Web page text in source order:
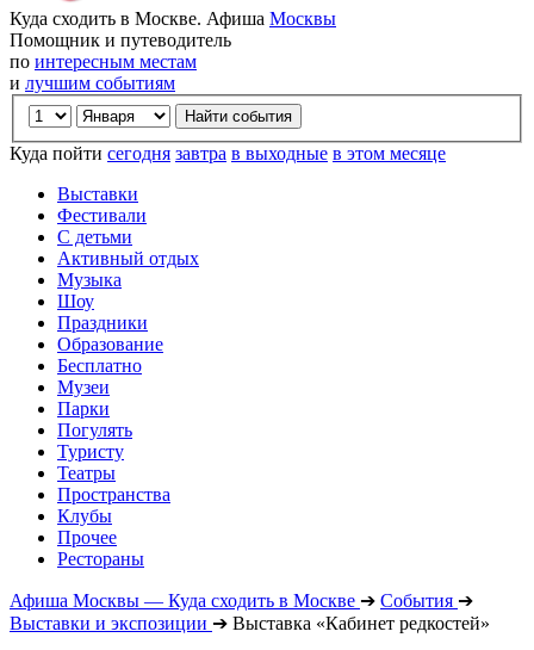
Куда сходить в Москве. Афиша Москвы
Помощник и путеводитель
по интересным местам
и лучшим событиям
Куда пойти сегодня завтра в выходные в этом месяце
Выставки
Фестивали
С детьми
Активный отдых
Музыка
Шоу
Праздники
Образование
Бесплатно
Музеи
Парки
Погулять
Туристу
Театры
Пространства
Клубы
Прочее
Рестораны
Афиша Москвы — Куда сходить в Москве ➔ События ➔
Выставки и экспозиции ➔ Выставка «Кабинет редкостей»